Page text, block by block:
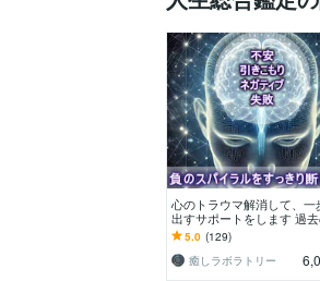
心のトラウマ解消して、一
出すサポートをします 過去
ラウマを解消！ 健康運と
ーマンスをアップ！！！
5.0 (129)
癒しラボラトリー